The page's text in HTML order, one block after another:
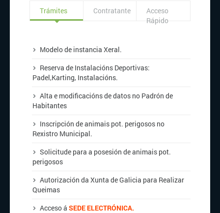
Trámites Contratante
Acceso
Rápido
Modelo de instancia Xeral.
Reserva de Instalacións Deportivas:
Padel,Karting, Instalacións.
Alta e modificaciónsde datos no Padrón de
Habitantes
Inscripción de animais pot. perigosos no
Rexistro Municipal.
Solicitude para a posesión de animais pot.
perigosos
Autorización da Xunta de Galicia para Realizar
Queimas
Acceso á SEDE ELECTRÓNICA.